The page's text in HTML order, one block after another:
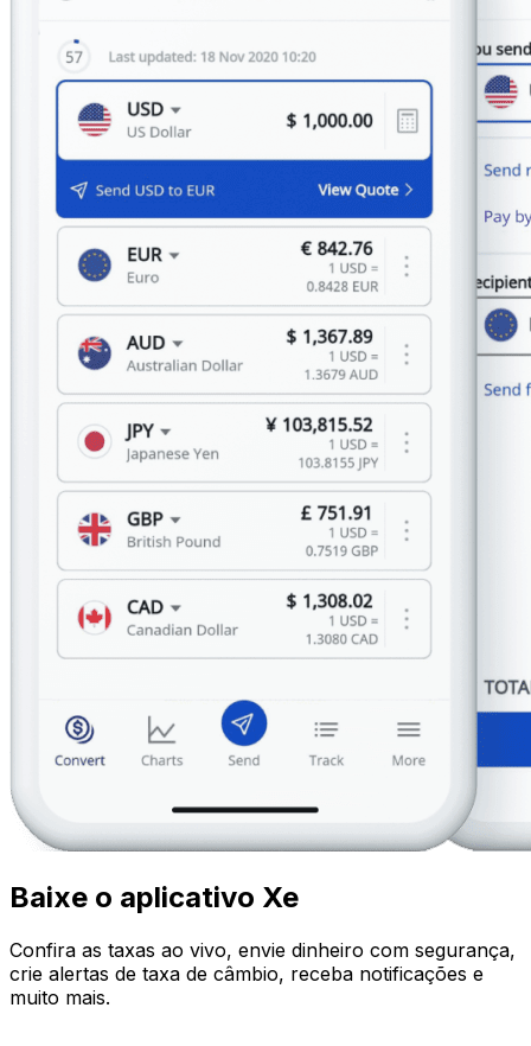
Baixe o aplicativo Xe
Confira as taxas ao vivo, envie dinheiro com segurança,
crie alertas de taxa de câmbio, receba notificações e
muito mais.